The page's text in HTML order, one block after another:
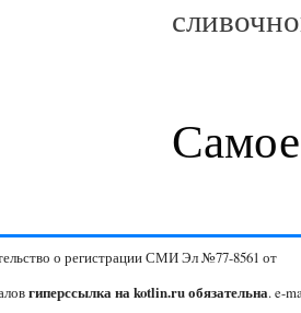
о регистрации СМИ Эл №77-8561 от
гиперссылка на kotlin.ru обязательна. e-